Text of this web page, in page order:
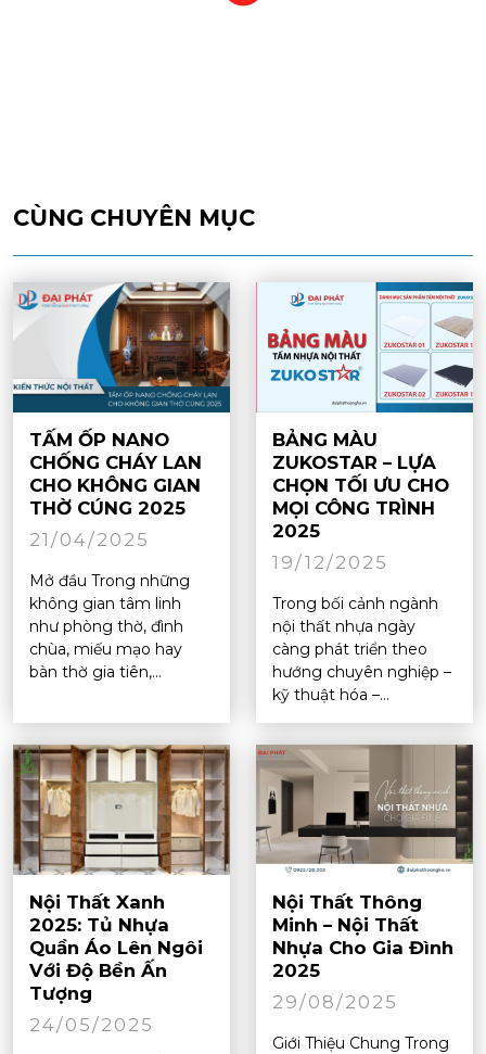
CÙNG CHUYÊN MỤC
TẤM ỐP NANO
CHỐNG CHÁY LAN
CHO KHÔNG GIAN
THỜ CÚNG 2025
21/04/2025
Mở đầu Trong những
không gian tâm linh
như phòng thờ, đình
chùa, miếu mạo hay
bàn thờ gia tiên,...
BẢNG MÀU
ZUKOSTAR – LỰA
CHỌN TỐI ƯU CHO
MỌI CÔNG TRÌNH
2025
19/12/2025
Trong bối cảnh ngành
nội thất nhựa ngày
càng phát triển theo
hướng chuyên nghiệp –
kỹ thuật hóa –...
Nội Thất Xanh
2025: Tủ Nhựa
Quần Áo Lên Ngôi
Với Độ Bền Ấn
Tượng
24/05/2025
Nội Thất Thông
Minh – Nội Thất
Nhựa Cho Gia Đình
2025
29/08/2025
Giới Thiệu Chung Trong